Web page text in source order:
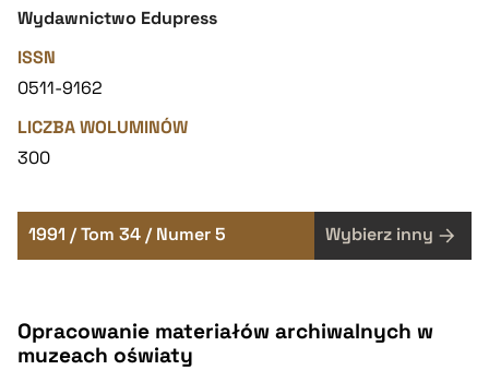
Wydawnictwo Edupress
ISSN
0511-9162
LICZBA WOLUMINÓW
300
1991 / Tom 34 / Numer 5 Wybierz inny
Opracowanie materiałów archiwalnych w
muzeach oświaty